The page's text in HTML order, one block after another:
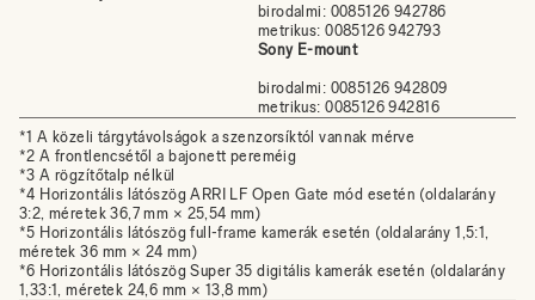
birodalmi: 0085126 942786
metrikus: 0085126 942793
Sony E-mount
birodalmi: 0085126 942809
metrikus: 0085126 942816
*1 A közeli tárgytávolságok a szenzorsíktól vannak mérve
*2 A frontlencsétől a bajonett pereméig
*3 A rögzítőtalp nélkül
*4 Horizontális látószög ARRI LF Open Gate mód esetén (oldalarány
3:2, méretek 36,7 mm × 25,54 mm)
*5 Horizontális látószög full-frame kamerák esetén (oldalarány 1,5:1,
méretek 36 mm × 24 mm)
*6 Horizontális látószög Super 35 digitális kamerák esetén (oldalarány
1,33:1, méretek 24,6 mm × 13,8 mm)